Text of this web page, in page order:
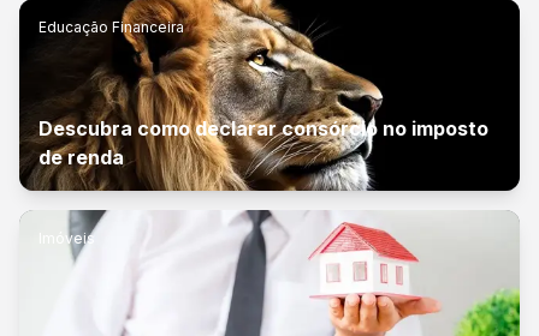
Educação Financeira
Descubra como declarar consórcio no imposto
de renda
Imóveis